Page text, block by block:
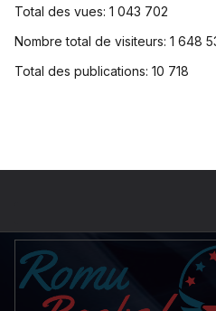
Total des vues: 1 043 702
Nombre total de visiteurs: 1 648
Total des publications: 10 718